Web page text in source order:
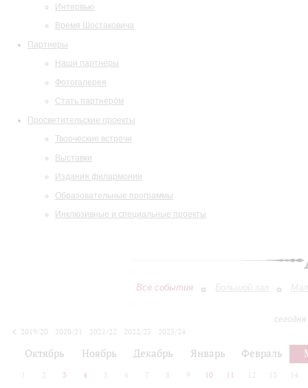
Интервью
Время Шостаковича
Партнеры
Наши партнеры
Фотогалерея
Стать партнером
Просветительские проекты
Творческие встречи
Выставки
Издания филармонии
Образовательные программы
Инклюзивные и специальные проекты
Все события Большой зал
2019/20
2020/21 2021/22 2022/23
2023/24
Октябрь Ноябрь Декабрь Январь Февраль
2 3 4 5 6 7 8 9 10 11 12 13 14